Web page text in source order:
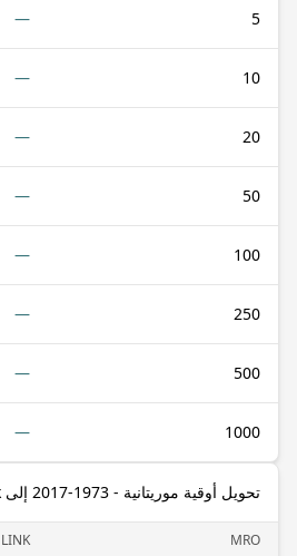
5
—
10
—
20
—
50
—
100
—
250
—
500
—
1000
—
تحويل أوقية موريتانية - 1973-2017 إلى Chainlink
MRO
LINK